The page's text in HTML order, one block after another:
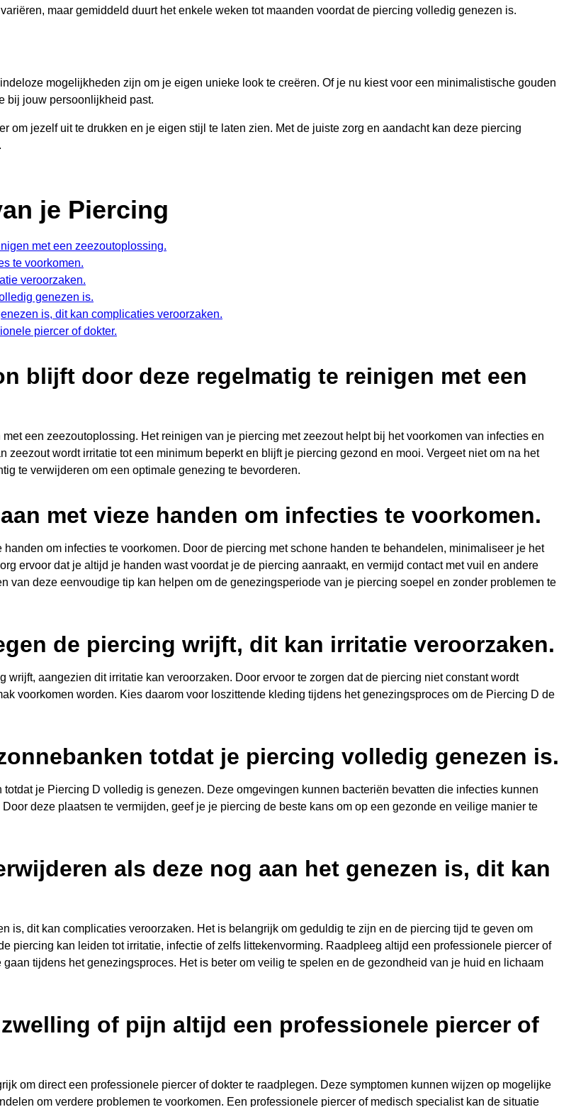
maar gemiddeld duurt het enkele weken tot maanden voordat de piercing volledig genezen is.
mogelijkheden zijn om je eigen unieke look te creëren. Of je nu kiest voor een minimalistische gouden
bij jouw persoonlijkheid past.
om jezelf uit te drukken en je eigen stijl te laten zien. Met de juiste zorg en aandacht kan deze piercing
je Piercing
met een zeezoutoplossing.
te voorkomen.
veroorzaken.
genezen is.
is, dit kan complicaties veroorzaken.
piercer of dokter.
blijft door deze regelmatig te reinigen met een
een zeezoutoplossing. Het reinigen van je piercing met zeezout helpt bij het voorkomen van infecties en
wordt irritatie tot een minimum beperkt en blijft je piercing gezond en mooi. Vergeet niet om na het
te verwijderen om een optimale genezing te bevorderen.
met vieze handen om infecties te voorkomen.
om infecties te voorkomen. Door de piercing met schone handen te behandelen, minimaliseer je het
ervoor dat je altijd je handen wast voordat je de piercing aanraakt, en vermijd contact met vuil en andere
van deze eenvoudige tip kan helpen om de genezingsperiode van je piercing soepel en zonder problemen te
de piercing wrijft, dit kan irritatie veroorzaken.
aangezien dit irritatie kan veroorzaken. Door ervoor te zorgen dat de piercing niet constant wordt
voorkomen worden. Kies daarom voor loszittende kleding tijdens het genezingsproces om de Piercing D de
totdat je piercing volledig genezen is.
je Piercing D volledig is genezen. Deze omgevingen kunnen bacteriën bevatten die infecties kunnen
deze plaatsen te vermijden, geef je je piercing de beste kans om op een gezonde en veilige manier te
als deze nog aan het genezen is, dit kan
is, dit kan complicaties veroorzaken. Het is belangrijk om geduldig te zijn en de piercing tijd te geven om
piercing kan leiden tot irritatie, infectie of zelfs littekenvorming. Raadpleeg altijd een professionele piercer of
tijdens het genezingsproces. Het is beter om veilig te spelen en de gezondheid van je huid en lichaam
of pijn altijd een professionele piercer of
om direct een professionele piercer of dokter te raadplegen. Deze symptomen kunnen wijzen op mogelijke
om verdere problemen te voorkomen. Een professionele piercer of medisch specialist kan de situatie